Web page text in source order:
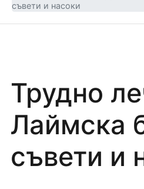
съвети и насоки
Трудно
Лаймска
съвети и